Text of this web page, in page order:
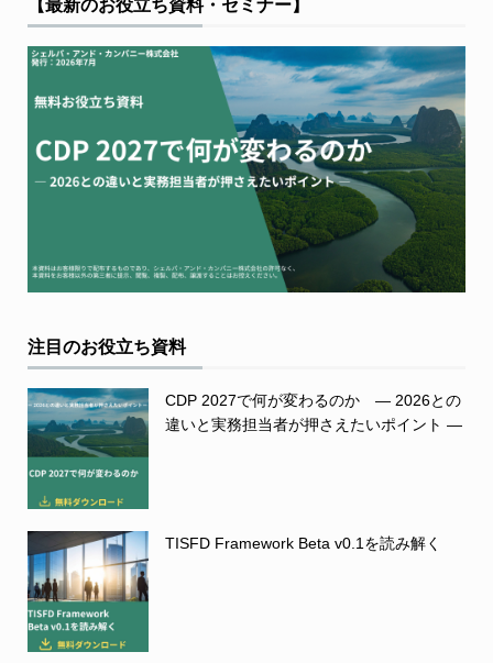
【最新のお役立ち資料・セミナー】
注目のお役立ち資料
CDP 2027で何が変わるのか ― 2026との
違いと実務担当者が押さえたいポイント ―
TISFD Framework Beta v0.1を読み解く